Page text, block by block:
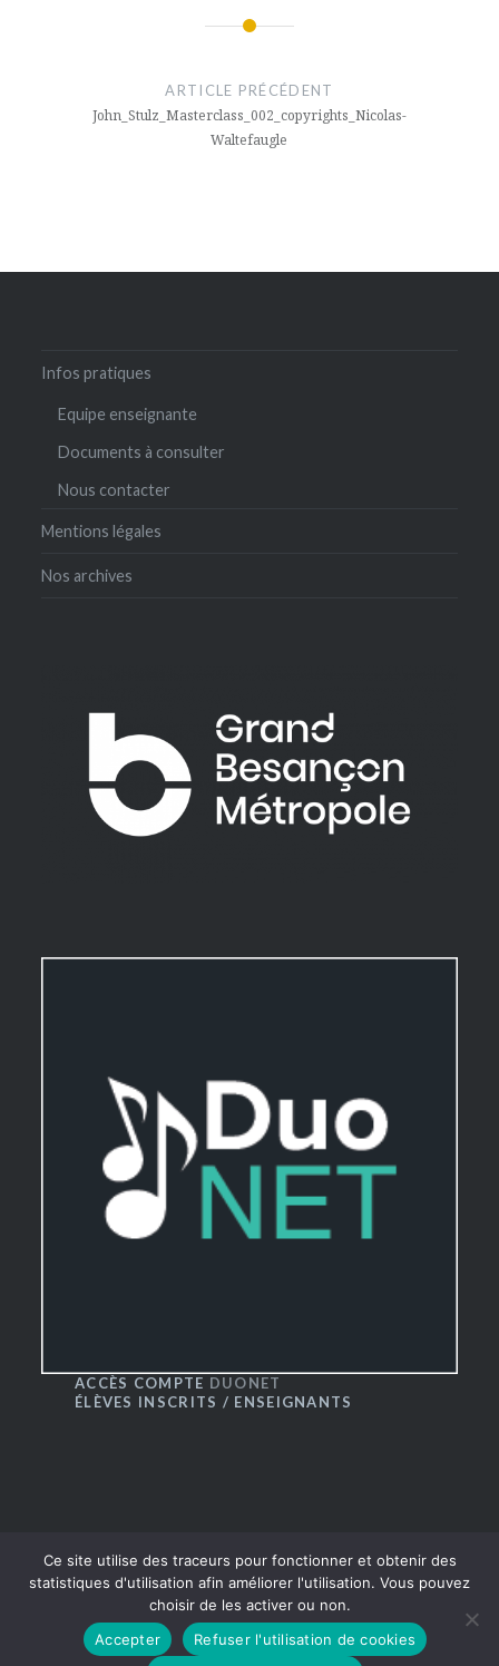
l’article
ARTICLE PRÉCÉDENT
John_Stulz_Masterclass_002_copyrights_Nicolas-
Waltefaugle
Infos pratiques
Equipe enseignante
Documents à consulter
Nous contacter
Mentions légales
Nos archives
ACCÈS COMPTE DUONET
ÉLÈVES INSCRITS / ENSEIGNANTS
® CRR du Grand Besançon 2016|Thème Dyad par
WordPress.com
Ce site utilise des traceurs pour fonctionner et obtenir des
statistiques d'utilisation afin améliorer l'utilisation. Vous pouvez
choisir de les activer ou non.
Accepter
Refuser l'utilisation de cookies